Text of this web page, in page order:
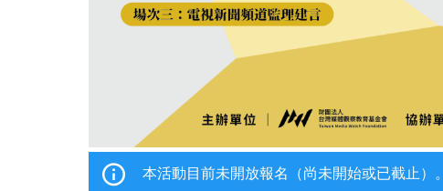
本活動目前未開放報名（尚未開始或已截止）。